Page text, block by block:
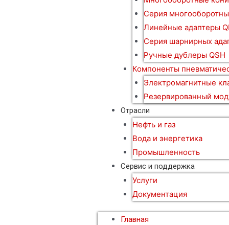
Серия
Линейные адаптеры
Серия шарнирных
Ручные дублеры QSH
Компоненты
Электромагнитные
Резервированный
Отрасли
Нефть и газ
Вода и энергетика
Промышленность
Сервис и поддержка
Услуги
Документация
Главная